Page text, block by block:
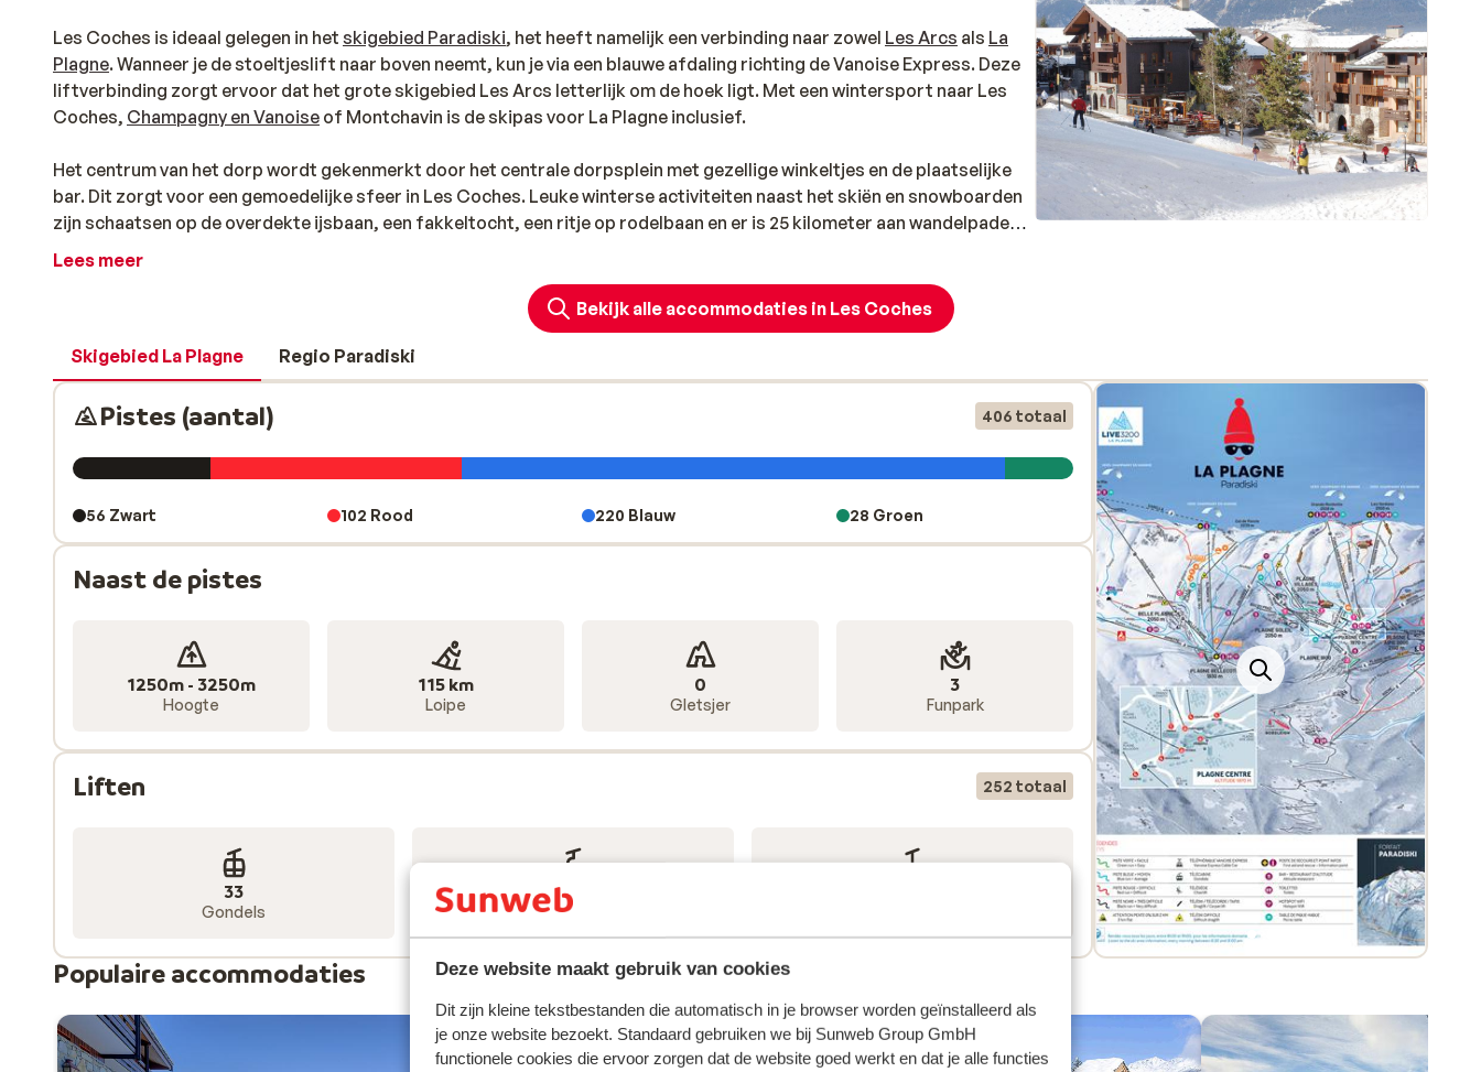
Deze website maakt gebruik van cookies
Dit zijn kleine tekstbestanden die automatisch in je browser worden geïnstalleerd als
je onze website bezoekt. Standaard gebruiken we bij Sunweb Group GmbH
functionele cookies die ervoor zorgen dat de website goed werkt en dat je alle functies
Les Coches is ideaal gelegen in het skigebied Paradiski, het heeft namelijk een verbinding naar zowel Les Arcs als La
Plagne. Wanneer je de stoeltjeslift naar boven neemt, kun je via een blauwe afdaling richting de Vanoise Express. Deze
liftverbinding zorgt ervoor dat het grote skigebied Les Arcs letterlijk om de hoek ligt. Met een wintersport naar Les
Coches, Champagny en Vanoise of Montchavin is de skipas voor La Plagne inclusief.
Het centrum van het dorp wordt gekenmerkt door het centrale dorpsplein met gezellige winkeltjes en de plaatselijke
bar. Dit zorgt voor een gemoedelijke sfeer in Les Coches. Leuke winterse activiteiten naast het skiën en snowboarden
zijn schaatsen op de overdekte ijsbaan, een fakkeltocht, een ritje op rodelbaan en er is 25 kilometer aan wandelpaden.
Dat wordt een fijne wintersportvakantie!
Lees meer
Bekijk alle accommodaties in Les Coches
Skigebied La Plagne Regio Paradiski
Pistes (aantal) 406 totaal
56 Zwart 102 Rood 220 Blauw 28 Groen
Naast de pistes
1250m - 3250m
Hoogte
115 km
Loipe
0
Gletsjer
3
Funpark
Liften 252 totaal
33
Gondels
125
Stoeltjesliften
Populaire accommodaties